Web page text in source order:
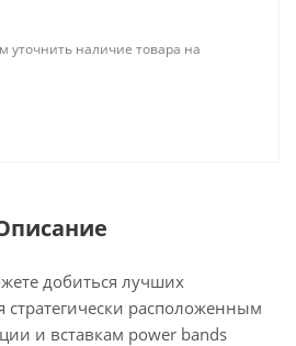
уточнить наличие товара на
добиться лучших
стратегически расположенным
и вставкам power bands